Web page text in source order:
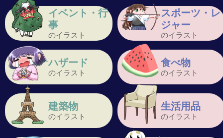
イベント・行
事
のイラスト
スポーツ・レ
ジャー
のイラスト
ハザード
のイラスト
食べ物
のイラスト
建築物
のイラスト
生活用品
のイラスト